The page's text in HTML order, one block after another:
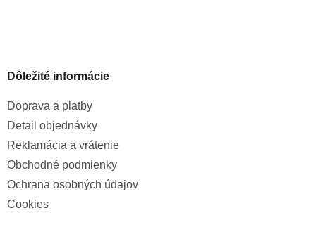
Dôležité informácie
Doprava a platby
Detail objednávky
Reklamácia a vrátenie
Obchodné podmienky
Ochrana osobných údajov
Cookies